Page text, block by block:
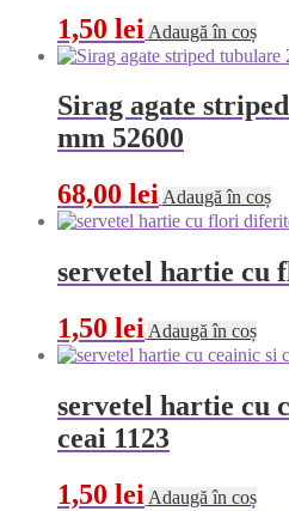
1,50 lei Adaugă în coș
Sirag agate
mm 52600
68,00 lei Adaugă în coș
servetel hartie cu
1,50 lei Adaugă în coș
servetel hartie cu
ceai 1123
1,50 lei Adaugă în coș